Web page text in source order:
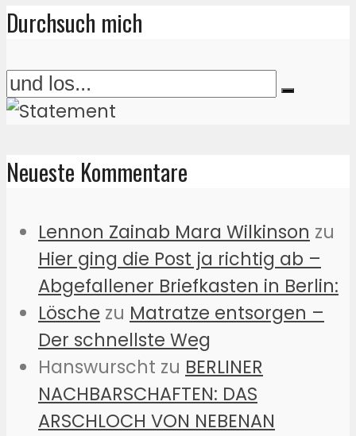
Durchsuch mich
Neueste Kommentare
Lennon Zainab Mara Wilkinson zu
Hier ging die Post ja richtig ab –
Abgefallener Briefkasten in Berlin:
Lösche zu Matratze entsorgen –
Der schnellste Weg
Hanswurscht zu BERLINER
NACHBARSCHAFTEN: DAS
ARSCHLOCH VON NEBENAN